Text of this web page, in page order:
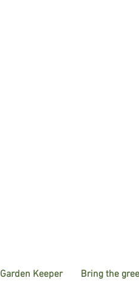
Garden Keeper Bring the